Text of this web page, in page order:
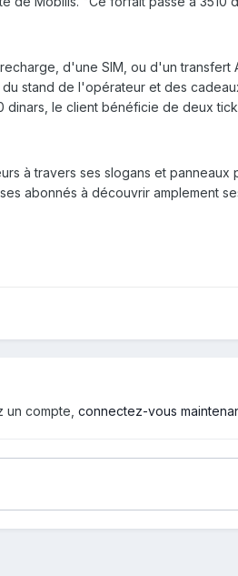
d'une SIM, ou d'un
stand de l'opérateur et des
le client bénéficie de deux
à travers ses slogans et
abonnés à découvrir amplement
un compte, connectez-vous